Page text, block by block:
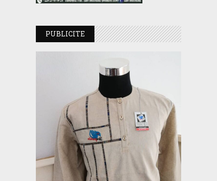
PUBLICITE